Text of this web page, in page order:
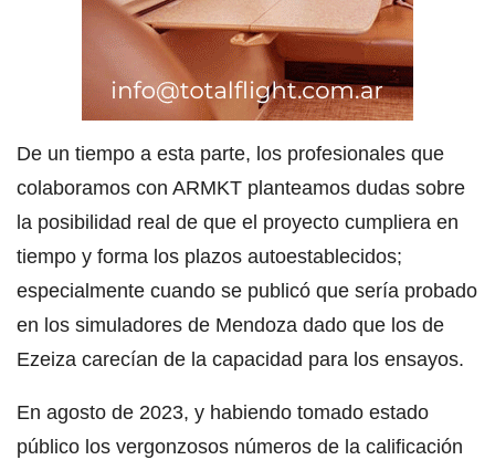
De un tiempo a esta parte, los profesionales que
colaboramos con ARMKT planteamos dudas sobre
la posibilidad real de que el proyecto cumpliera en
tiempo y forma los plazos autoestablecidos;
especialmente cuando se publicó que sería probado
en los simuladores de Mendoza dado que los de
Ezeiza carecían de la capacidad para los ensayos.
En agosto de 2023, y habiendo tomado estado
público los vergonzosos números de la calificación